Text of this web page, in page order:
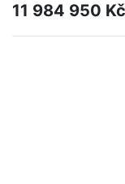
11 984 950 Kč